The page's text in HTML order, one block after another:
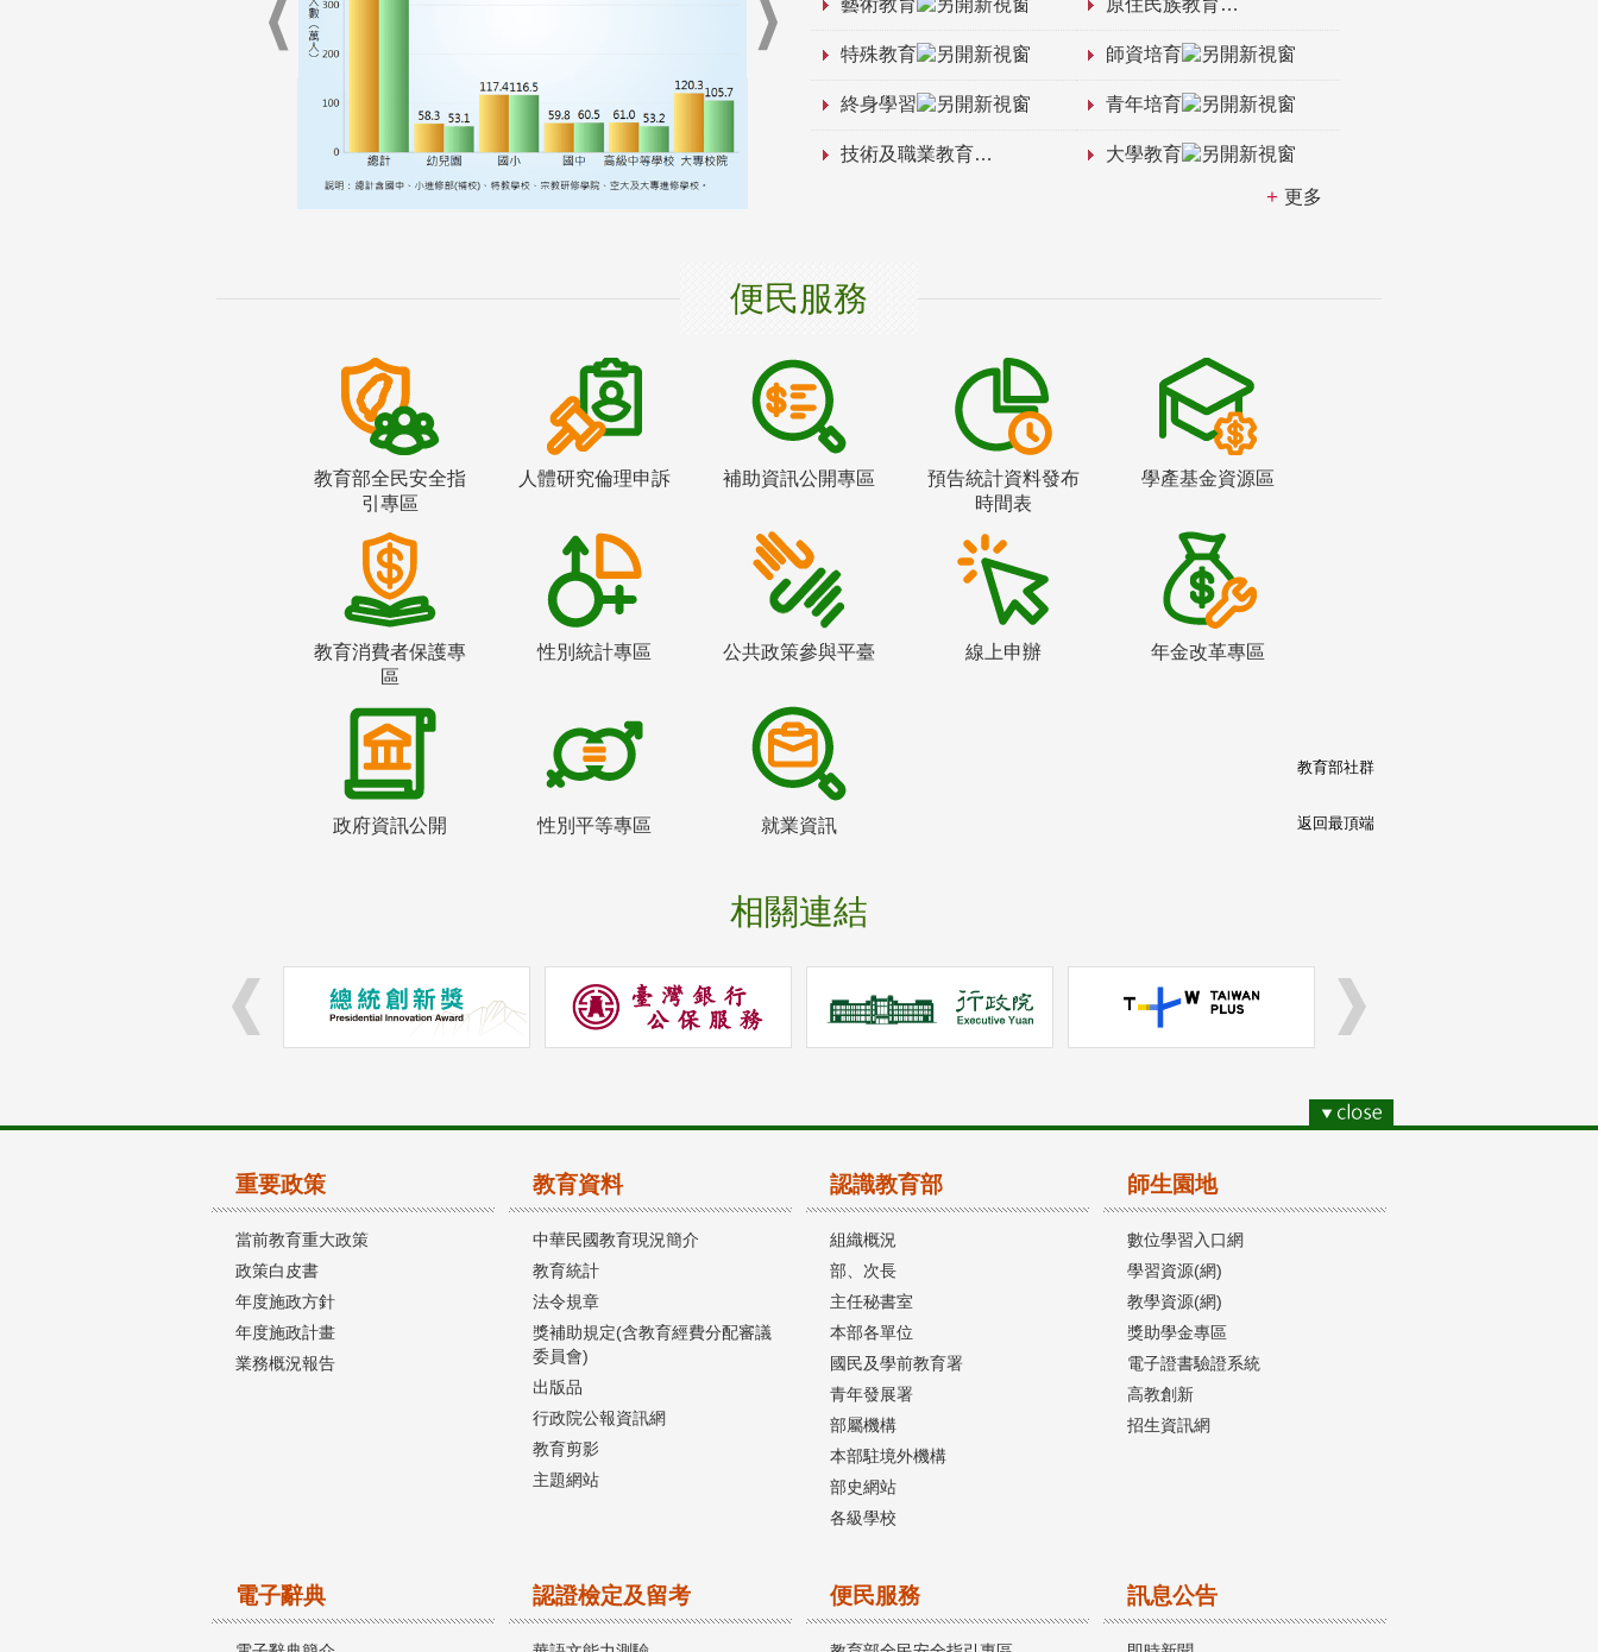
特殊教育 師資培育
終身學習 青年培育
技術及職業教育 大學教育
更多
便民服務
教育部全民安全指
引專區
人體研究倫理申訴 補助資訊公開專區
預告統計資料發布
時間表
學產基金資源區
教育消費者保護專
區
性別統計專區 公共政策參與平臺 線上申辦 年金改革專區
政府資訊公開 性別平等專區 就業資訊
相關連結
教育部社群
返回最頂端
重要政策
當前教育重大政策
政策白皮書
年度施政方針
年度施政計畫
業務概況報告
教育資料
中華民國教育現況簡介
教育統計
法令規章
獎補助規定(含教育經費分配審議
委員會)
出版品
行政院公報資訊網
教育剪影
主題網站
認識教育部
組織概況
部、次長
主任秘書室
本部各單位
國民及學前教育署
青年發展署
部屬機構
本部駐境外機構
部史網站
各級學校
師生園地
數位學習入口網
學習資源(網)
教學資源(網)
獎助學金專區
電子證書驗證系統
高教創新
招生資訊網
電子辭典 認證檢定及留考 便民服務 訊息公告